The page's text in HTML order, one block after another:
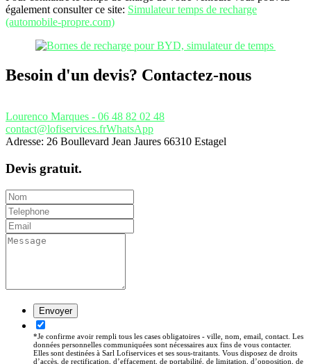
également consulter ce site: Simulateur temps de recharge
(automobile-propre.com)
Besoin d'un devis? Contactez-nous
Lourenco Marques - 06 48 82 02 48
contact@lofiservices.frWhatsApp
Adresse: 26 Boullevard Jean Jaures 66310 Estagel
Devis gratuit.
*Je confirme avoir rempli tous les cases obligatoires - ville, nom, email, contact. Les
données personnelles communiquées sont nécessaires aux fins de vous contacter.
Elles sont destinées à Sarl Lofiservices et ses sous-traitants. Vous disposez de droits
d’accès, de rectification, d’effacement, de portabilité, de limitation, d’opposition, de